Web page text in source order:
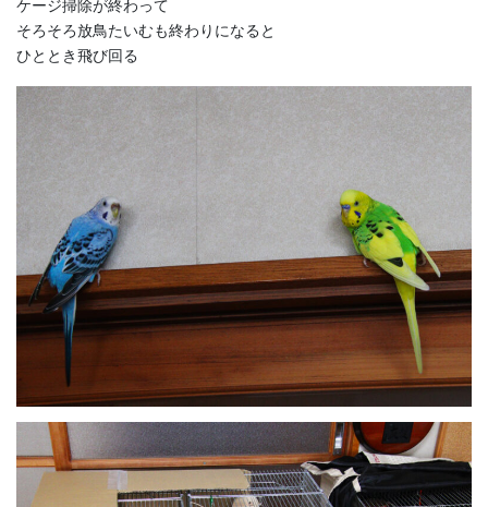
ケージ掃除が終わって
そろそろ放鳥たいむも終わりになると
ひととき飛び回る